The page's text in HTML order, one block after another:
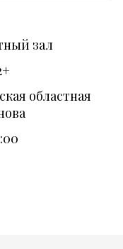
зал
областная